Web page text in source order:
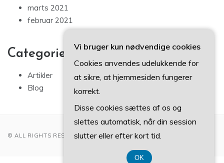
marts 2021
februar 2021
Categories
Artikler
Blog
© ALL RIGHTS RESERVED 2022
Vi bruger kun nødvendige cookies
Cookies anvendes udelukkende for
at sikre, at hjemmesiden fungerer
korrekt.
Disse cookies sættes af os og
slettes automatisk, når din session
slutter eller efter kort tid.
OK